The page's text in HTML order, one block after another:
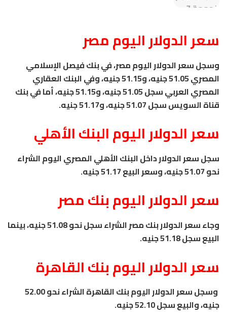
سعر الدولار اليوم مصر
وسجل سعر الدولار اليوم مصر، في بنك فيصل الإسلامي
المصري 51.05 جنيه، و51.15 جنيه، وفي البنك العقاري
المصري العربي سجل 51.05 جنيه، و51.15 جنيه، أما في بنك
قناة السويس سجل 51.07 جنيه، و51.17 جنيه.
سعر الدولار اليوم البنك الأهلي
سجل سعر الدولار داخل البنك الأهلي المصري اليوم الشراء
نحو 51.07 جنيه، وسعر البيع 51.17 جنيه.
سعر الدولار اليوم بنك مصر
وجاء سعر الدولار بنك مصر الشراء سجل نحو 51.08 جنيه، بينما
البيع سجل 51.18 جنيه.
سعر الدولار اليوم بنك القاهرة
وسجل سعر الدولار اليوم بنك القاهرة الشراء نحو 52.00
جنيه، والبيع سجل 52.10 جنيه.